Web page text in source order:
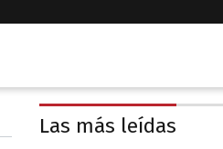
Las más leídas